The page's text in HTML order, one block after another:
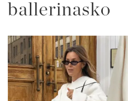
ballerinasko